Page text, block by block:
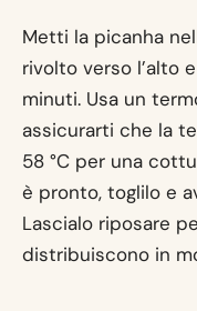
Metti la picanha
rivolto verso l’alto
minuti. Usa un
assicurarti che la
58 °C per una
è pronto, toglilo e
Lascialo riposare
distribuiscono in